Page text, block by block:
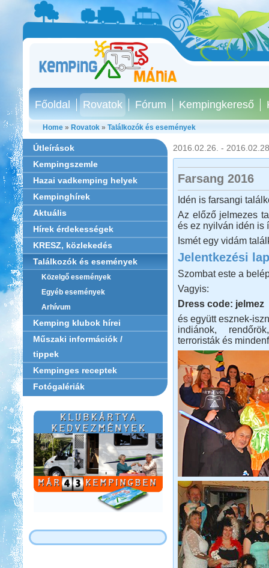
Főoldal Rovatok Fórum Kempingkereső
Home » Rovatok » Találkozók és események
Útleírások
Kempingszemle
Hazai vadkemping helyek
Kempinghírek
Aktuális
Hírek érdekességek
KRESZ, közlekedés
Találkozók és események
Közelgő események
Egyéb események
Arhívum
Kemping klubok hírei
Műszaki információk /
tippek
Kempinges receptek
Fotógalériák
2016.02.26. -
Farsang 2016
Idén is farsangi
Az előző jelmezes
és ez nyilván idén is
Ismét egy vidám
Jelentkezési
Szombat este a
Vagyis:
Dress code: jelmez
és együtt esznek-
indiánok,
terroristák és